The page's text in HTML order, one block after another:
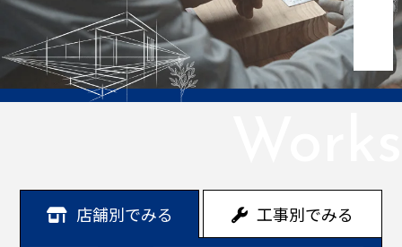
店舗別でみる 工事別でみる